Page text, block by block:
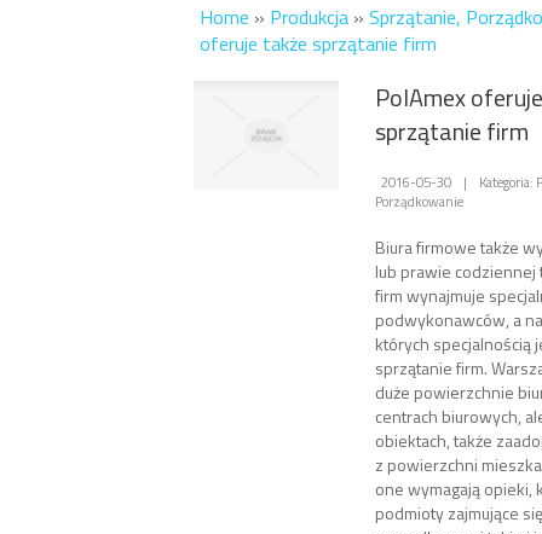
Home » Produkcja » Sprzątanie,
oferuje także sprzątanie firm
PolAmex
sprzątanie firm
2016-05-30 |
Kategoria:
Porządkowanie
Biura firmowe także
lub prawie
firm wynajmuje
podwykonawców, a
których specjalnością
sprzątanie firm.
duże powierzchnie
centrach biurowych,
obiektach, także
z powierzchni
one wymagają opieki,
podmioty zajmujące